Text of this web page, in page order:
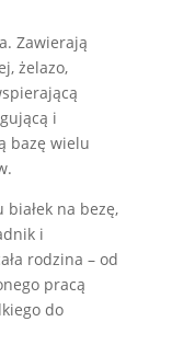
Zawierają
żelazo,
i
bazę wielu
na bezę,
i
rodzina – od
pracą
do